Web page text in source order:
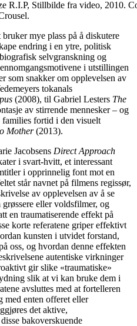
R.I.P, Stillbilde fra video, 2010.
mye plass på å diskutere
endring i en ytre, politisk
selvgranskning og
i utstillingen
som snakker om opplevelsen av
tokanals
(2008), til Gabriel Lesters The
av stirrende mennesker – og
fortid i den visuelt
Mother(2013).
Jacobsens Direct Approach
i svart-hvitt, et interessant
i opprinnelig font mot en
står navnet på filmens regissør,
av opplevelsen av å se
eller voldsfilmer, og
en traumatiserende effekt på
korte referatene griper effektivt
kunsten i utvidet forstand,
oss, og hvordan denne effekten
autentiske virkninger
gir slike «traumatiske»
slik at vi kan bruke dem i
avsluttes med at fortelleren
med enten offeret eller
det aktive,
bakoverskuende